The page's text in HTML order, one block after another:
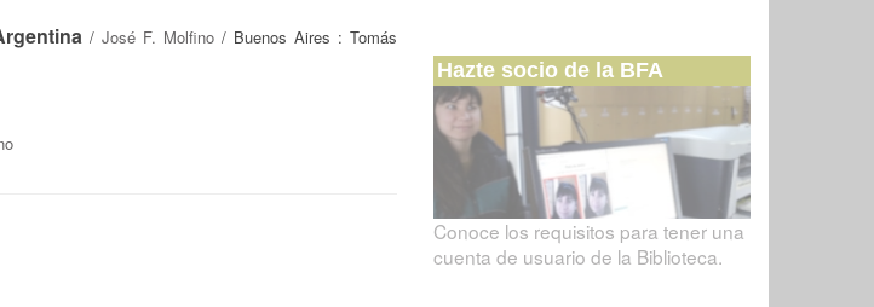
/ José F. Molfino/ Buenos Aires : Tomás
Hazte socio de la BFA
Conoce los requisitos para tener una
cuenta de usuario de la Biblioteca.